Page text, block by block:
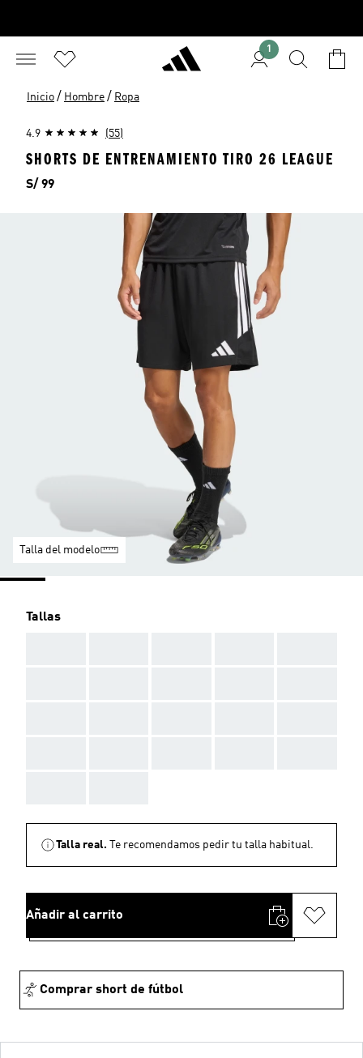
1
Inicio / Hombre / Ropa
4.9 (55)
SHORTS DE ENTRENAMIENTO TIRO 26 LEAGUE
Precio
S/ 99
Talla del modelo
Tallas
Talla real. Te recomendamos pedir tu talla habitual.
Añadir al carrito
Comprar short de fútbol